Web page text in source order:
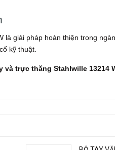
là giải pháp hoàn thiện trong
kỹ thuật.
trực thăng Stahlwille 13214